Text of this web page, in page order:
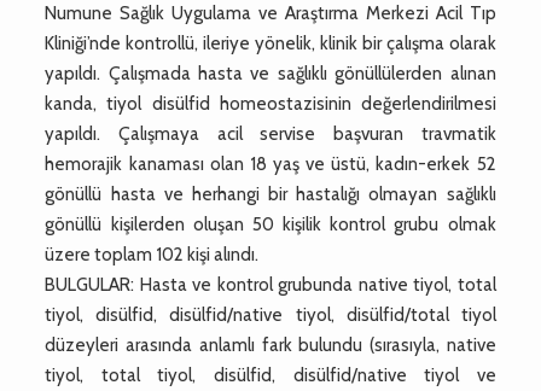
Numune Sağlık Uygulama ve Araştırma Merkezi Acil Tıp
Kliniği’nde kontrollü, ileriye yönelik, klinik bir çalışma olarak
yapıldı. Çalışmada hasta ve sağlıklı gönüllülerden alınan
kanda, tiyol disülfid homeostazisinin değerlendirilmesi
yapıldı. Çalışmaya acil servise başvuran travmatik
hemorajik kanaması olan 18 yaş ve üstü, kadın-erkek 52
gönüllü hasta ve herhangi bir hastalığı olmayan sağlıklı
gönüllü kişilerden oluşan 50 kişilik kontrol grubu olmak
üzere toplam 102 kişi alındı.
BULGULAR: Hasta ve kontrol grubunda native tiyol, total
tiyol, disülfid, disülfid/native tiyol, disülfid/total tiyol
düzeyleri arasında anlamlı fark bulundu (sırasıyla, native
tiyol, total tiyol, disülfid, disülfid/native tiyol ve